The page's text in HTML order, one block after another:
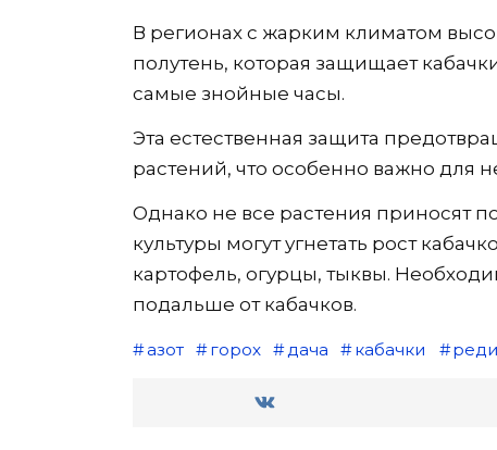
В регионах с жарким климатом
полутень, которая защищает
самые знойные часы.
Эта естественная защита
растений, что особенно важно для
Однако не все растения приносят
культуры могут угнетать рост
картофель, огурцы, тыквы.
подальше от кабачков.
азот горох дача кабачки